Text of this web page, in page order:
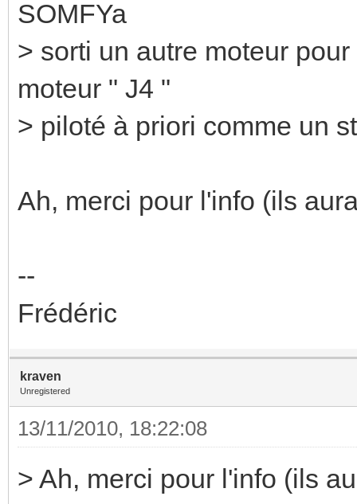
SOMFYa
> sorti un autre moteur
moteur " J4 "
> piloté à priori comme un
Ah, merci pour l'info (ils
--
Frédéric
kraven
Unregistered
13/11/2010, 18:22:08
> Ah, merci pour l'info (ils